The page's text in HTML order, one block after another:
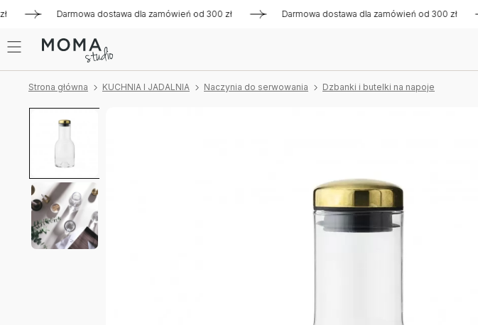
Darmowa dostawa dla zamówień od 300 zł Darmowa dostawa dla zamówień od 300 zł
Strona główna KUCHNIA I JADALNIA Naczynia do serwowania Dzbanki i butelki na napoje